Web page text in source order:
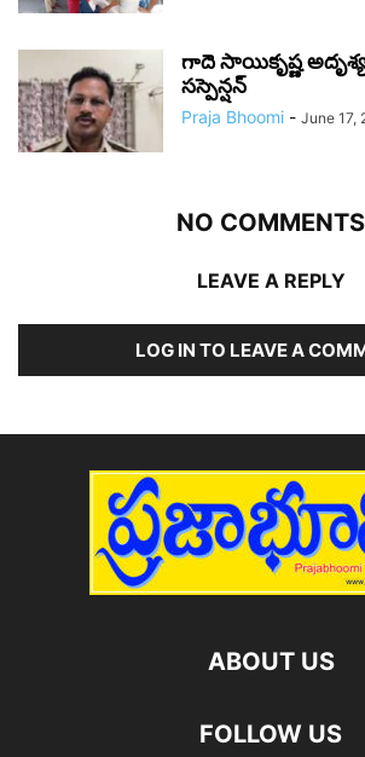
గాదె సాయికృష్ణ
సస్పెన్షన్
Praja Bhoomi - June 17,
NO COMMENTS
LEAVE A REPLY
LOG IN TO LEAVE A
ABOUT US
FOLLOW US